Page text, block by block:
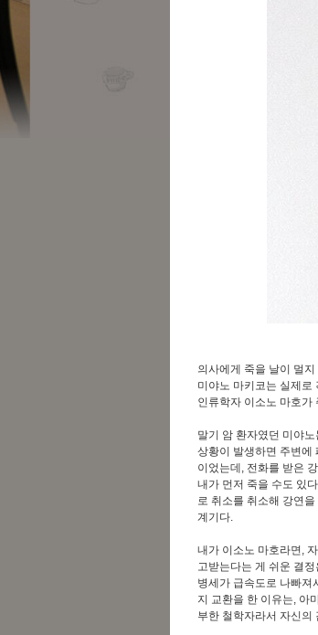
의사에게 죽을 날이 멀
미야노 마키코는 실제로
인류학자 이소노 마호가
말기 암 환자였던 미야
상황이 발생하면 주변에
이었는데, 전화를 받은
내가 먼저 죽을 수도 있
로 취소를 취소해 강연
계기다.
내가 이소노 마호라면,
고받는다는 게 쉬운 결
병세가 급속도로 나빠져
지 교환을 한 이유는, 아
부한 철학자라서 자신의